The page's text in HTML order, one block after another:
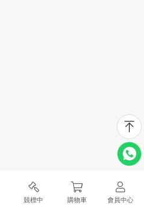
競標中 購物車 會員中心